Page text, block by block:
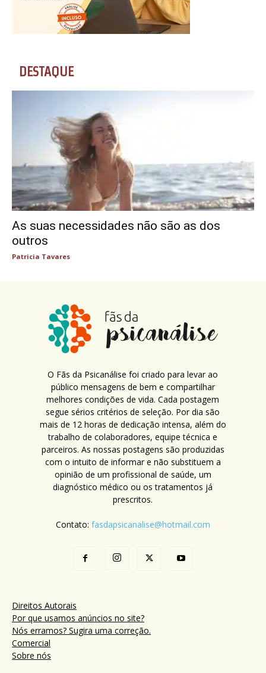
DESTAQUE
As suas necessidades não são as dos
outros
Patricia Tavares
O Fãs da Psicanálise foi criado para levar ao
público mensagens de bem e compartilhar
melhores condições de vida. Cada postagem
segue sérios critérios de seleção. Por dia são
mais de 12 horas de dedicação intensa, além do
trabalho de colaboradores, equipe técnica e
parceiros. As nossas postagens são produzidas
com o intuito de informar e não substituem a
opinião de um profissional de saúde, um
diagnóstico médico ou os tratamentos já
prescritos.
Contato: fasdapsicanalise@hotmail.com
Direitos Autorais
Por que usamos anúncios no site?
Nós erramos? Sugira uma correção.
Comercial
Sobre nós